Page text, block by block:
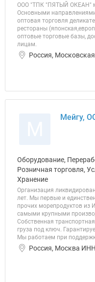
ООО "ТПК "ПЯТЫЙ ОКЕАН"
Основными
оптовая торговля
рестораны
оптовые торговые базы,
лицам.
Россия,
Мейгу,
Оборудование,
Розничная торговля,
Хранение
Организация
лет. Мы первые и
прочих морепродуктов
самыми крупными
Собственная
груза под ключ.
Мы работаем при
Россия, Москва